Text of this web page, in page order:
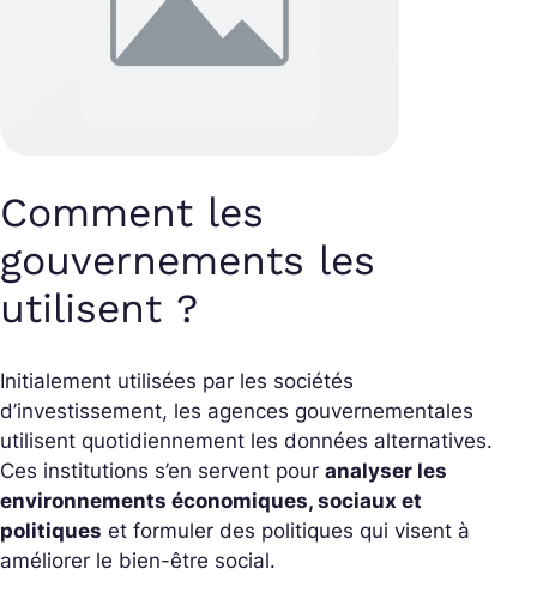
Comment les
gouvernements les
utilisent ?
Initialement utilisées par les sociétés
d’investissement, les agences gouvernementales
utilisent quotidiennement les données alternatives.
Ces institutions s’en servent pour analyser les
environnements économiques, sociaux et
politiques et formuler des politiques qui visent à
améliorer le bien-être social.